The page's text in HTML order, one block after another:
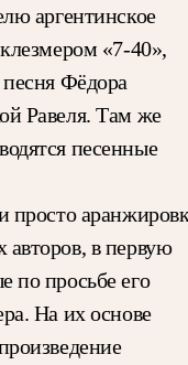
аргентинское
«7-40»,
Фёдора
Равеля. Там же
песенные
просто
в первую
по просьбе его
На их основе